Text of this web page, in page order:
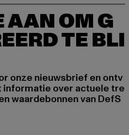
AAN OM G
TE BLI
onze nieuwsbrief en ontv
informatie over actuele tre
waardebonnen van DefS